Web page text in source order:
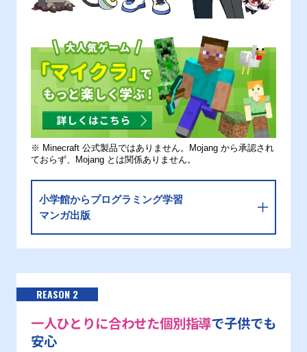
※ Minecraft 公式製品ではありません。Mojang から承認され
ておらず、Mojang とは関係ありません。
小学館からプログラミング学習
マンガ出版
REASON 2
一人ひとりに合わせた個別指導で子供でも
安心